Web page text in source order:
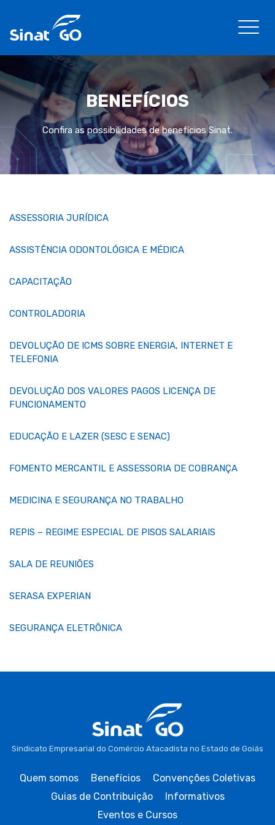
BENEFÍCIOS
Confira as possibilidades de benefícios Sinat.
ASSESSORIA JURÍDICA
ASSISTÊNCIA ODONTOLÓGICA E MÉDICA
CAPACITAÇÃO
CONTROLADORIA
DEVOLUÇÃO DE ICMS SOBRE ENERGIA, INTERNET E
TELEFONIA
DEVOLUÇÃO DOS VALORES PAGOS LICENÇA DE
FUNCIONAMENTO
EDUCAÇÃO E LAZER (SESC E SENAC)
FOMENTO MERCANTIL E ASSESSORIA DE COBRANÇA
MEDICINA E SEGURANÇA NO TRABALHO
REPIS – REGIME ESPECIAL DE PISOS SALARIAIS
SALA DE REUNIÕES
SERASA EXPERIAN
SEGURANÇA ELETRÔNICA
Sindicato Empresarial do Comércio Atacadista no Estado de Goiás
Quem somos Benefícios
Convenções Coletivas
Guias de Contribuição
Informativos
Eventos e Cursos